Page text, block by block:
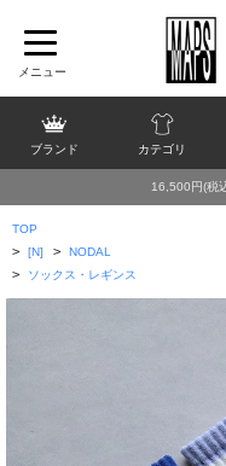
ブランド カテゴリ
16,500円(税
TOP
> [N] > NODAL
> ソックス・レギンス